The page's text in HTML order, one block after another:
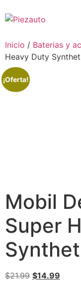
Inicio / Baterias y
Heavy Duty
¡Oferta!
Mobil
Super
$21.99 $14.99